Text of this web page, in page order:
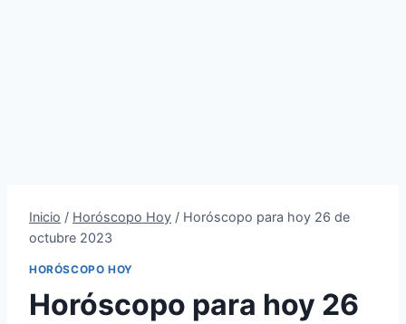
Inicio / Horóscopo Hoy / Horóscopo para hoy 26 de
octubre 2023
HORÓSCOPO HOY
Horóscopo para hoy 26